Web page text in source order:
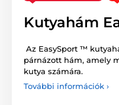
Kutyahám
Az EasySport ™
párnázott hám, amely
kutya számára.
További információk ›